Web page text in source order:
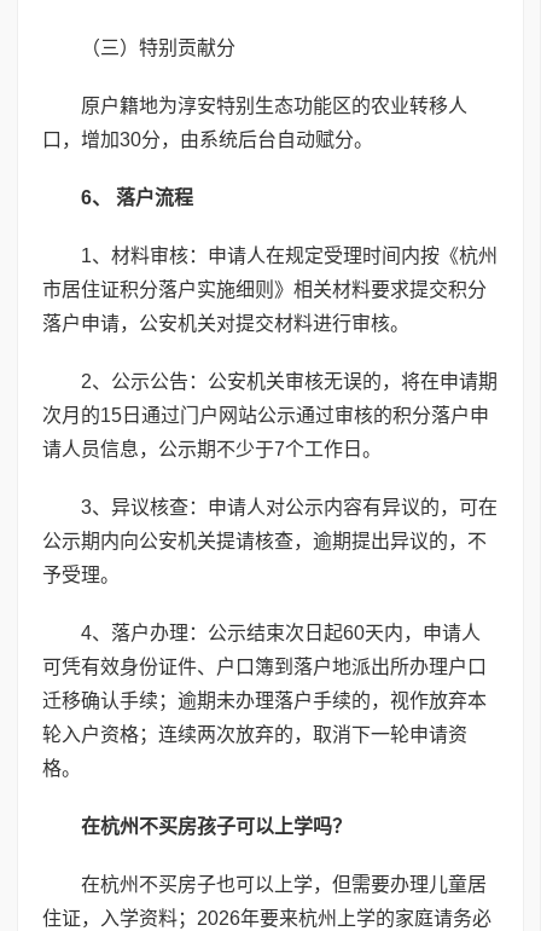
（三）特别贡献分
原户籍地为淳安特别生态功能区的农业转移人
口，增加30分，由系统后台自动赋分。
6、 落户流程
1、材料审核：申请人在规定受理时间内按《杭州
市居住证积分落户实施细则》相关材料要求提交积分
落户申请，公安机关对提交材料进行审核。
2、公示公告：公安机关审核无误的，将在申请期
次月的15日通过门户网站公示通过审核的积分落户申
请人员信息，公示期不少于7个工作日。
3、异议核查：申请人对公示内容有异议的，可在
公示期内向公安机关提请核查，逾期提出异议的，不
予受理。
4、落户办理：公示结束次日起60天内，申请人
可凭有效身份证件、户口簿到落户地派出所办理户口
迁移确认手续；逾期未办理落户手续的，视作放弃本
轮入户资格；连续两次放弃的，取消下一轮申请资
格。
在杭州不买房孩子可以上学吗？
在杭州不买房子也可以上学，但需要办理儿童居
住证，入学资料；2026年要来杭州上学的家庭请务必